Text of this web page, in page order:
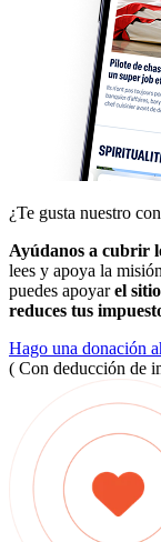
¿Te gusta nuestro
Ayúdanos a cubrir
lees y apoya la
puedes apoyarel
reduces tus
Hago una donación
( Con deducción de